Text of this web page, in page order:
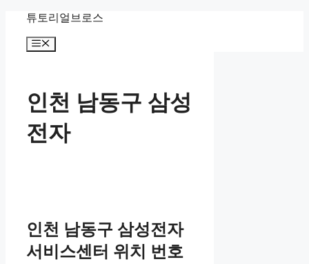
튜토리얼브로스
메
인천 남동구 삼성
전자
인천 남동구 삼성전자
서비스센터 위치 번호